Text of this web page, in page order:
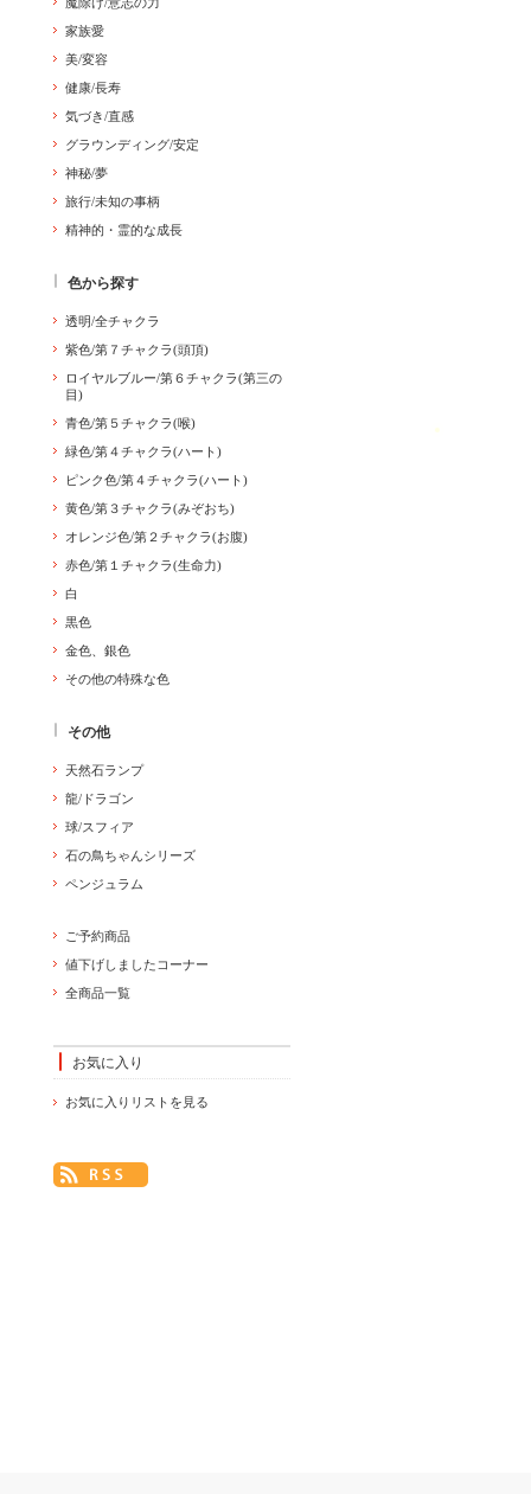
家族愛
美/変容
健康/長寿
気づき/直感
グラウンディング/安定
神秘/夢
旅行/未知の事柄
精神的・霊的な成長
色から探す
透明/全チャクラ
紫色/第７チャクラ(頭頂)
ロイヤルブルー/第６チャクラ(第三の
目)
青色/第５チャクラ(喉)
緑色/第４チャクラ(ハート)
ピンク色/第４チャクラ(ハート)
黄色/第３チャクラ(みぞおち)
オレンジ色/第２チャクラ(お腹)
赤色/第１チャクラ(生命力)
白
黒色
金色、銀色
その他の特殊な色
その他
天然石ランプ
龍/ドラゴン
球/スフィア
石の鳥ちゃんシリーズ
ペンジュラム
ご予約商品
値下げしましたコーナー
全商品一覧
お気に入り
お気に入りリストを見る